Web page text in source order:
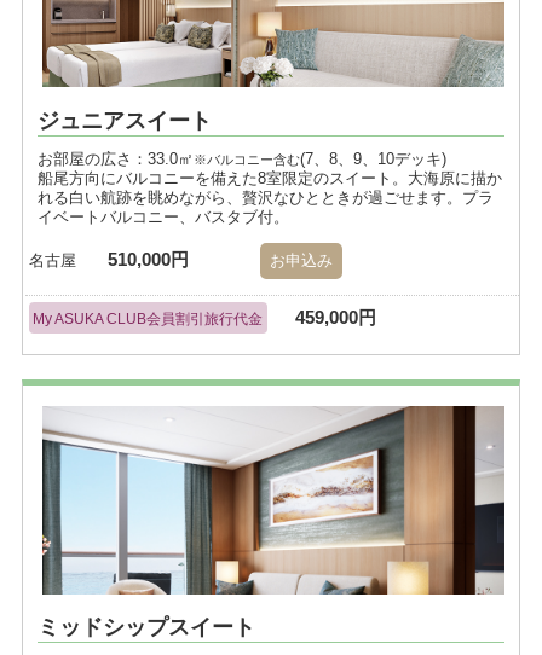
ジュニアスイート
お部屋の広さ：33.0㎡ ※バルコニー含む(7、8、9、10デッキ)
船尾方向にバルコニーを備えた8室限定のスイート。大海原に描か
れる白い航跡を眺めながら、贅沢なひとときが過ごせます。プラ
イベートバルコニー、バスタブ付。
名古屋 510,000円 お申込み
My ASUKA CLUB会員割引旅行代金 459,000円
ミッドシップスイート